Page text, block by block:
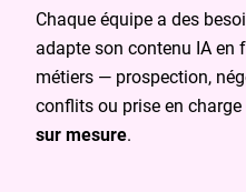
Chaque équipe a des
adapte son contenu IA
métiers — prospection,
conflits ou prise en
sur mesure.